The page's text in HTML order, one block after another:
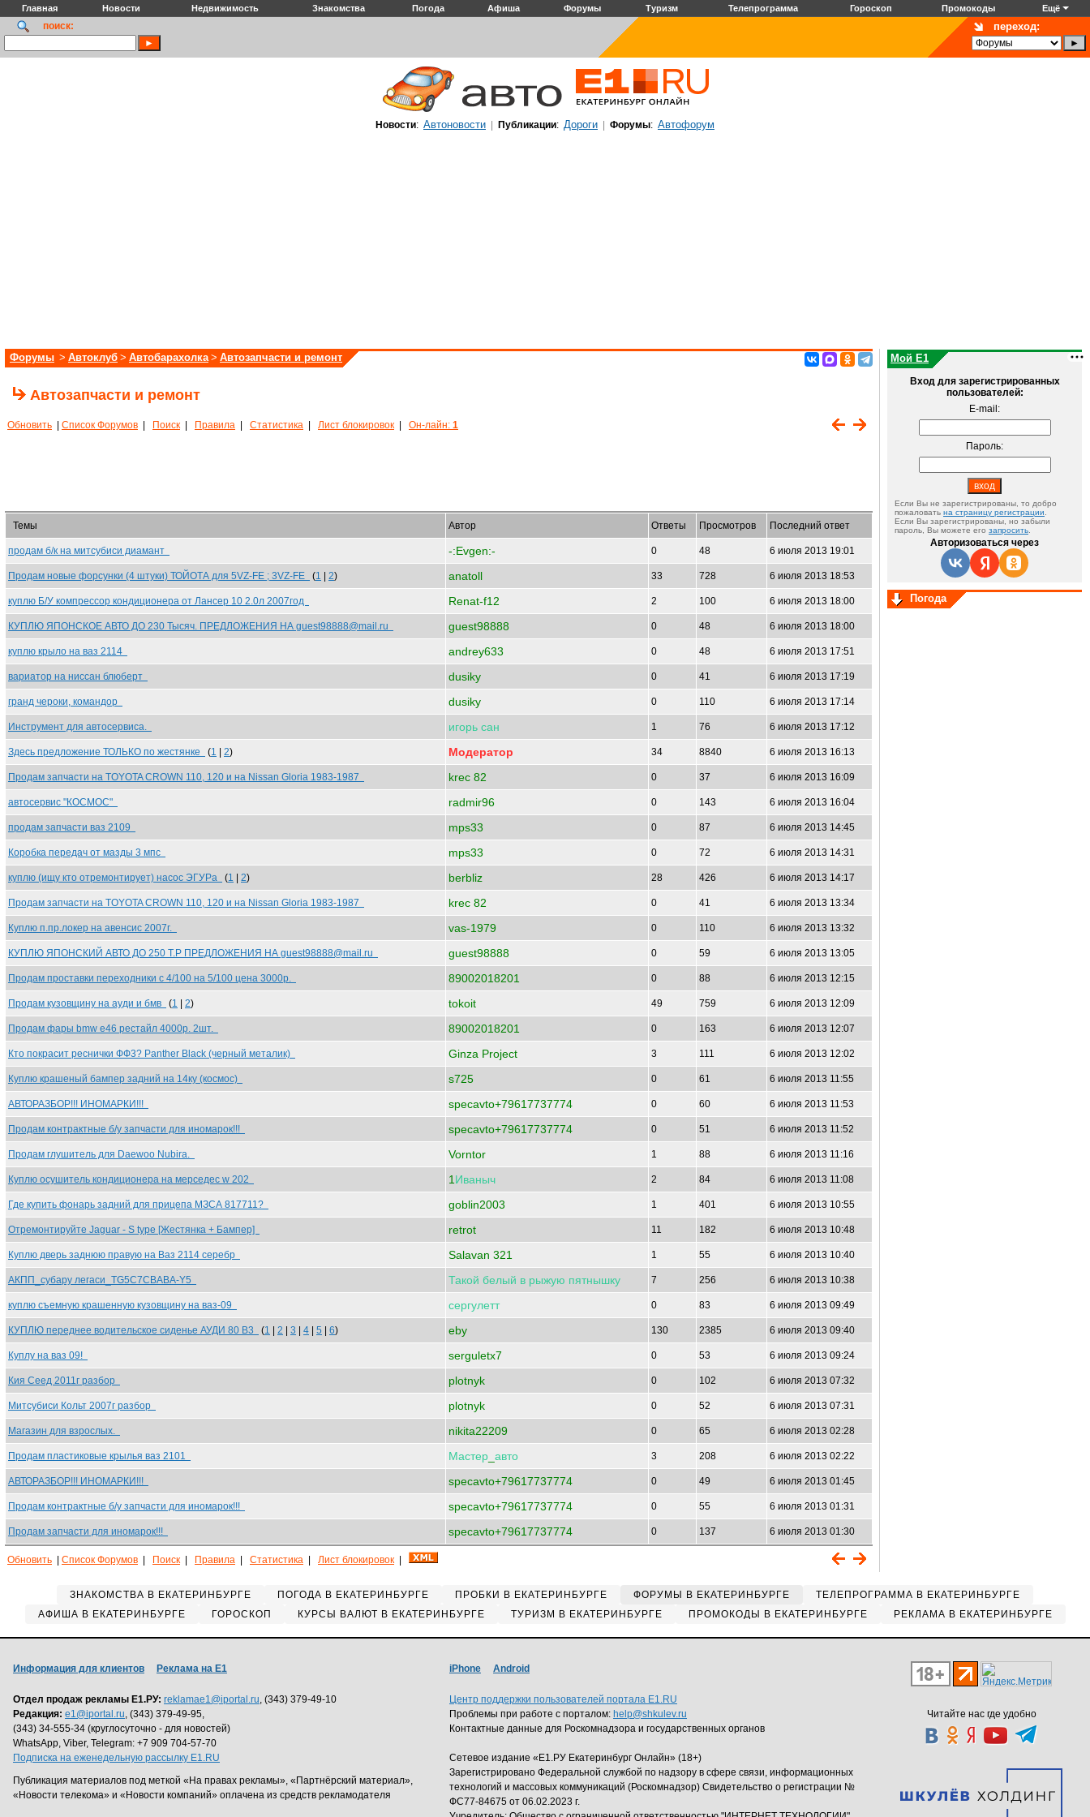
Главная Новости Недвижимость Знакомства Погода Афиша Форумы Туризм Телепрограмма Гороскоп Промокоды Ещё
поиск: переход:
Новости: Автоновости Публикации: Дороги Форумы: Автофорум
Форумы > Автоклуб > Автобарахолка > Автозапчасти и ремонт
Автозапчасти и ремонт
Обновить Список Форумов Поиск Правила Статистика Лист блокировок Он-лайн: 1
Темы Автор Ответы Просмотров Последний ответ
продам б/к на митсубиси диамант -:Evgen:- 0 48 6 июля 2013 19:01
Продам новые форсунки (4 штуки) ТОЙОТА для 5VZ-FE ; 3VZ-FE (1 2) anatoll 33 728 6 июля 2013 18:53
куплю Б/У компрессор кондиционера от Лансер 10 2.0л 2007год Renat-f12 2 100 6 июля 2013 18:00
КУПЛЮ ЯПОНСКОЕ АВТО ДО 230 Тысяч. ПРЕДЛОЖЕНИЯ НА guest98888@mail.ru guest98888 0 48 6 июля 2013 18:00
куплю крыло на ваз 2114 andrey633 0 48 6 июля 2013 17:51
вариатор на ниссан блюберт dusiky 0 41 6 июля 2013 17:19
гранд чероки, командор dusiky 0 110 6 июля 2013 17:14
Инструмент для автосервиса. игорь сан 1 76 6 июля 2013 17:12
Здесь предложение ТОЛЬКО по жестянке (1 2) Модератор 34 8840 6 июля 2013 16:13
Продам запчасти на TOYOTA CROWN 110, 120 и на Nissan Gloria 1983-1987 krec 82 0 37 6 июля 2013 16:09
автосервис "КОСМОС" radmir96 0 143 6 июля 2013 16:04
продам запчасти ваз 2109 mps33 0 87 6 июля 2013 14:45
Коробка передач от мазды 3 мпс mps33 0 72 6 июля 2013 14:31
куплю (ищу кто отремонтирует) насос ЭГУРа (1 2) berbliz 28 426 6 июля 2013 14:17
Продам запчасти на TOYOTA CROWN 110, 120 и на Nissan Gloria 1983-1987 krec 82 0 41 6 июля 2013 13:34
Куплю п.пр.локер на авенсис 2007г. vas-1979 0 110 6 июля 2013 13:32
КУПЛЮ ЯПОНСКИЙ АВТО ДО 250 Т.Р ПРЕДЛОЖЕНИЯ НА guest98888@mail.ru guest98888 0 59 6 июля 2013 13:05
Продам проставки переходники с 4/100 на 5/100 цена 3000р. 89002018201 0 88 6 июля 2013 12:15
Продам кузовщину на ауди и бмв (1 2) tokoit 49 759 6 июля 2013 12:09
Продам фары bmw е46 рестайл 4000р. 2шт. 89002018201 0 163 6 июля 2013 12:07
Кто покрасит реснички ФФ3? Panther Black (черный металик) Ginza Project 3 111 6 июля 2013 12:02
Куплю крашеный бампер задний на 14ку (космос) s725 0 61 6 июля 2013 11:55
АВТОРАЗБОР!!! ИНОМАРКИ!!! specavto+79617737774 0 60 6 июля 2013 11:53
Продам контрактные б/у запчасти для иномарок!!! specavto+79617737774 0 51 6 июля 2013 11:52
Продам глушитель для Daewoo Nubira. Vorntor 1 88 6 июля 2013 11:16
Куплю осушитель кондиционера на мерседес w 202 1 Иваныч 2 84 6 июля 2013 11:08
Где купить фонарь задний для прицепа МЗСА 817711? goblin2003 1 401 6 июля 2013 10:55
Отремонтируйте Jaguar - S type [Жестянка + Бампер] retrot 11 182 6 июля 2013 10:48
Куплю дверь заднюю правую на Ваз 2114 серебр Salavan 321 1 55 6 июля 2013 10:40
АКПП_субару легаси_TG5C7CBABA-Y5 Такой белый в рыжую пятнышку 7 256 6 июля 2013 10:38
куплю съемную крашенную кузовщину на ваз-09 сергулетт 0 83 6 июля 2013 09:49
КУПЛЮ переднее водительское сиденье АУДИ 80 B3 (1 2 3 4 5 6) eby 130 2385 6 июля 2013 09:40
Куплу на ваз 09! serguletx7 0 53 6 июля 2013 09:24
Кия Сеед 2011г разбор plotnyk 0 102 6 июля 2013 07:32
Митсубиси Кольт 2007г разбор plotnyk 0 52 6 июля 2013 07:31
Магазин для взрослых. nikita22209 0 65 6 июля 2013 02:28
Продам пластиковые крылья ваз 2101 Мастер авто 3 208 6 июля 2013 02:22
АВТОРАЗБОР!!! ИНОМАРКИ!!! specavto+79617737774 0 49 6 июля 2013 01:45
Продам контрактные б/у запчасти для иномарок!!! specavto+79617737774 0 55 6 июля 2013 01:31
Продам запчасти для иномарок!!! specavto+79617737774 0 137 6 июля 2013 01:30
Обновить Список Форумов Поиск Правила Статистика Лист блокировок
Мой E1
Вход для зарегистрированных
пользователей:
E-mail:
Пароль:
Если Вы не зарегистрированы, то добро
пожаловать на страницу регистрации
Если Вы зарегистрированы, но забыли
пароль, Вы можете его запросить
Авторизоваться через
Погода
ЗНАКОМСТВА В ЕКАТЕРИНБУРГЕ ПОГОДА В ЕКАТЕРИНБУРГЕ ПРОБКИ В ЕКАТЕРИНБУРГЕ ФОРУМЫ В ЕКАТЕРИНБУРГЕ
ТЕЛЕПРОГРАММА В ЕКАТЕРИНБУРГЕ
АФИША В ЕКАТЕРИНБУРГЕ
ГОРОСКОП КУРСЫ ВАЛЮТ В ЕКАТЕРИНБУРГЕ ТУРИЗМ В ЕКАТЕРИНБУРГЕ ПРОМОКОДЫ В ЕКАТЕРИНБУРГЕ РЕКЛАМА В ЕКАТЕРИНБУРГЕ
Читайте нас где удобно
Информация для клиентов Реклама на Е1
Отдел продаж рекламы Е1.РУ: reklamae1@iportal.ru, (343) 379-49-10
Редакция: e1@iportal.ru, (343) 379-49-95,
(343) 34-555-34 (круглосуточно - для новостей)
WhatsApp, Viber, Telegram: +7 909 704-57-70
Подписка на еженедельную рассылку E1.RU
Публикация материалов под меткой «На правах рекламы», «Партнёрский материал»,
«Новости телекома» и «Новости компаний» оплачена из средств рекламодателя
iPhone Android
Центр поддержки пользователей портала E1.RU
Проблемы при работе с порталом: help@shkulev.ru
Контактные данные для Роскомнадзора и государственных органов
Сетевое издание «Е1.РУ Екатеринбург Онлайн» (18+)
Зарегистрировано Федеральной службой по надзору в сфере связи, информационных
технологий и массовых коммуникаций (Роскомнадзор) Свидетельство о регистрации №
ФС77-84675 от 06.02.2023 г.